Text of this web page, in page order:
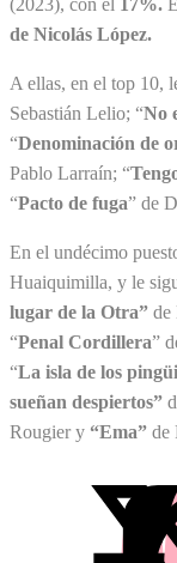
(2023), con el 17%.
de Nicolás López.
A ellas, en el top 10,
Sebastián Lelio; “No
“Denominación de
Pablo Larraín; “
“Pacto de fuga” de
En el undécimo
Huaiquimilla, y le
lugar de la Otra” de
“Penal Cordillera”
“La isla de los
sueñan despiertos”
Rougier y “Ema” de